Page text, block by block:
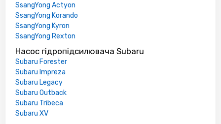
SsangYong Actyon
SsangYong Korando
SsangYong Kyron
SsangYong Rexton
Насос гідропідсилювача Subaru
Subaru Forester
Subaru Impreza
Subaru Legacy
Subaru Outback
Subaru Tribeca
Subaru XV